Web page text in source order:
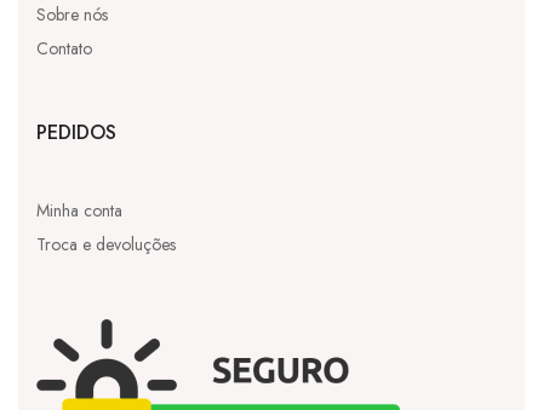
Sobre nós
Contato
PEDIDOS
Minha conta
Troca e devoluções